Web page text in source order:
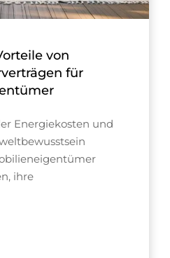
von
für
Energiekosten und
ihre